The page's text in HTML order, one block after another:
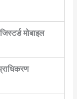
मोबाइल